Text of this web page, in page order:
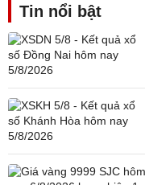
Tin nổi bật